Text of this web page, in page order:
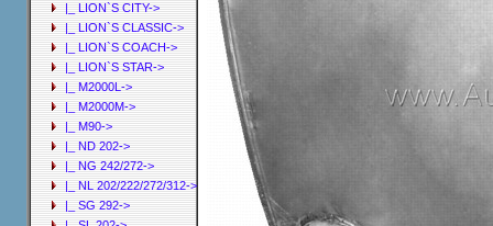
|_ LION`S CITY->
|_ LION`S CLASSIC->
|_ LION`S COACH->
|_ LION`S STAR->
|_ M2000L->
|_ M2000M->
|_ M90->
|_ ND 202->
|_ NG 242/272->
|_ NL 202/222/272/312->
|_ SG 292->